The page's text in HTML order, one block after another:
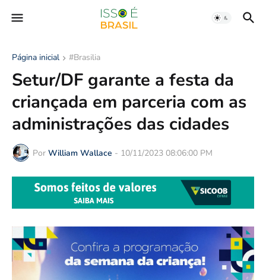
Página inicial #Brasilia
Setur/DF garante a festa da
criançada em parceria com as
administrações das cidades
Por William Wallace - 10/11/2023 08:06:00 PM